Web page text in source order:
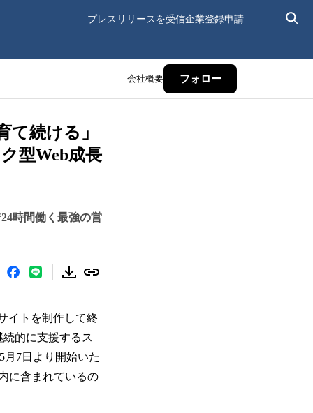
プレスリリースを受信企業登録申請
会社概要 フォロー
続ける」
型Web成長
時間働く最強の営
イトを制作して終
的に支援するス
月7日より開始いた
に含まれているの